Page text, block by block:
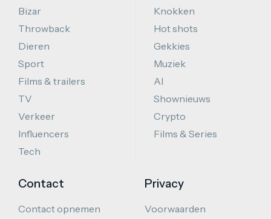
Bizar
Throwback
Dieren
Sport
Films & trailers
TV
Verkeer
Influencers
Tech
Knokken
Hot shots
Gekkies
Muziek
AI
Shownieuws
Crypto
Films & Series
Contact
Contact opnemen
Privacy
Voorwaarden